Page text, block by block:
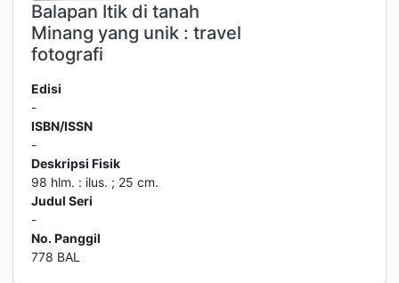
Balapan Itik di tanah
Minang yang unik : travel
fotografi
Edisi
-
ISBN/ISSN
-
Deskripsi Fisik
98 hlm. : ilus. ; 25 cm.
Judul Seri
-
No. Panggil
778 BAL